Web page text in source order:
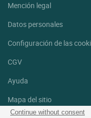
Continue without consent
Mención legal
Datos personales
Configuración de las
CGV
Ayuda
Mapa del sitio